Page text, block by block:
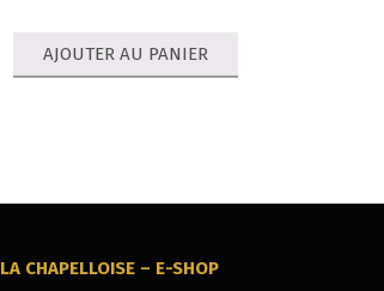
AJOUTER AU PANIER
LA CHAPELLOISE – E-SHOP